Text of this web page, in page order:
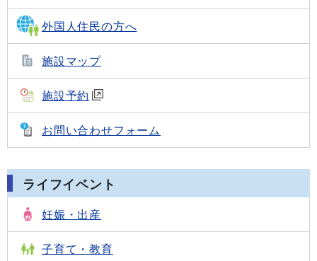
外国人住民の方へ
施設マップ
施設予約
お問い合わせフォーム
ライフイベント
妊娠・出産
子育て・教育